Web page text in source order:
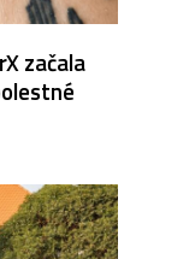
začala